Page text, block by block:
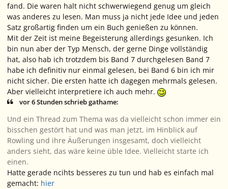
fand. Die waren halt nicht schwerwiegend genug um gleich
was anderes zu lesen. Man muss ja nicht jede Idee und jeden
Satz großartig finden um ein Buch genießen zu können.
Mit der Zeit ist meine Begeisterung allerdings gesunken. Ich
bin nun aber der Typ Mensch, der gerne Dinge vollständig
hat, also hab ich trotzdem bis Band 7 durchgelesen Band 7
habe ich definitiv nur einmal gelesen, bei Band 6 bin ich mir
nicht sicher. Die ersten hatte ich dagegen mehrmals gelesen.
Aber vielleicht interpretiere ich auch mehr.
vor 6 Stunden schrieb gathame:
Und ein Thread zum Thema was da vielleicht schon immer ein
bisschen gestört hat und was man jetzt, im Hinblick auf
Rowling und ihre Äußerungen insgesamt, doch vielleicht
anders sieht, das wäre keine üble Idee. Vielleicht starte ich
einen.
Hatte gerade ncihts besseres zu tun und hab es einfach mal
gemacht: hier